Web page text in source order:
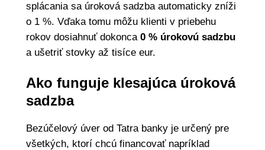
splácania sa úroková sadzba automaticky zníži
o 1 %. Vďaka tomu môžu klienti v priebehu
rokov dosiahnuť dokonca 0 % úrokovú sadzbu
a ušetriť stovky až tisíce eur.
Ako funguje klesajúca úroková
sadzba
Bezúčelový úver od Tatra banky je určený pre
všetkých, ktorí chcú financovať napríklad